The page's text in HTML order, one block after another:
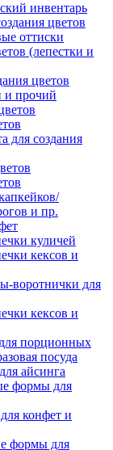
инвентарь
цветов
оттиски
(лепестки и
цветов
и прочий
для создания
и пр.
куличей
кексов и
воротнички для
кексов и
порционных
посуда
айсинга
формы для
конфет и
формы для